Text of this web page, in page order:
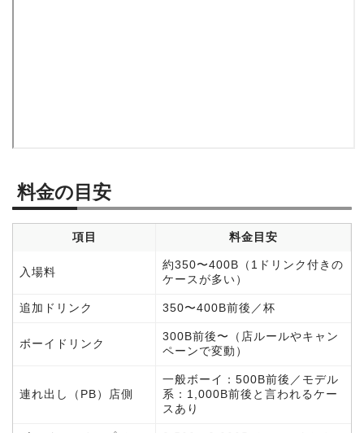
料金の目安
項目 料金目安
入場料
約350〜400B（1ドリンク付きの
ケースが多い）
追加ドリンク 350〜400B前後／杯
ボーイドリンク
300B前後〜（店ルールやキャン
ペーンで変動）
連れ出し（PB）店側
一般ボーイ：500B前後／モデル
系：1,000B前後と言われるケー
スあり